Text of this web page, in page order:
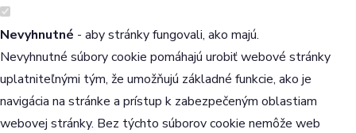
Nevyhnutné - aby stránky fungovali, ako majú.
Nevyhnutné súbory cookie pomáhajú urobiť webové stránky
uplatniteľnými tým, že umožňujú základné funkcie, ako je
navigácia na stránke a prístup k zabezpečeným oblastiam
webovej stránky. Bez týchto súborov cookie nemôže web